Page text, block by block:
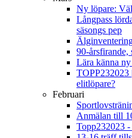
Ny löpare:
Långpass
säsongs pep
90-årsfirande,
Lära känna
TOPP232023
elitlöpare?
Februari
Anmälan till
Topp232023